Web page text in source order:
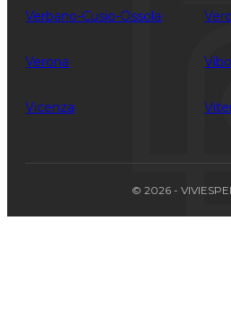
Verbano-Cusio-Ossola
Verona
Vicenza
© 2026 -